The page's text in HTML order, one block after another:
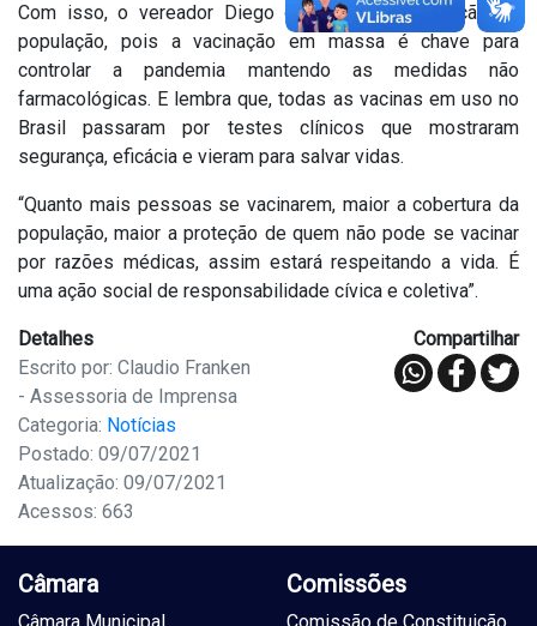
Com isso, o vereador Diego quer chamar a atenção da
população, pois a vacinação em massa é chave para
controlar a pandemia mantendo as medidas não
farmacológicas. E lembra que, todas as vacinas em uso no
Brasil passaram por testes clínicos que mostraram
segurança, eficácia e vieram para salvar vidas.
“Quanto mais pessoas se vacinarem, maior a cobertura da
população, maior a proteção de quem não pode se vacinar
por razões médicas, assim estará respeitando a vida. É
uma ação social de responsabilidade cívica e coletiva”.
Detalhes
Escrito por: Claudio Franken
- Assessoria de Imprensa
Categoria: Notícias
Postado: 09/07/2021
Atualização: 09/07/2021
Acessos: 663
Compartilhar
Câmara Comissões